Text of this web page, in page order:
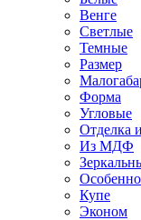
Венге
Светлые
Темные
Размер
Форма
Угловые
Отделка
Из МДФ
Купе
Эконом